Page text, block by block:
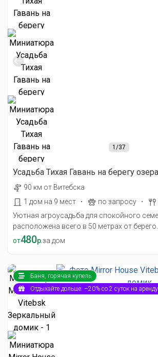
1/37
Усадьба Тихая Гавань на берегу озера
90 км от Витебска
1 дом на 9 мест
· по запросу ·
Уютная агроусадьба для спокойного
расположена всего в 50 метрах от берего...
от480р.за дом
Баня, горячая купель
Отдыхайте дольше: –20% со 2 суток на